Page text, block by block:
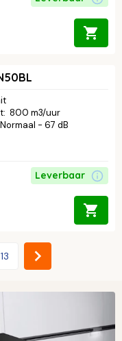
: 800 m3/uur
Normaal - 67 dB
Leverbaar
13